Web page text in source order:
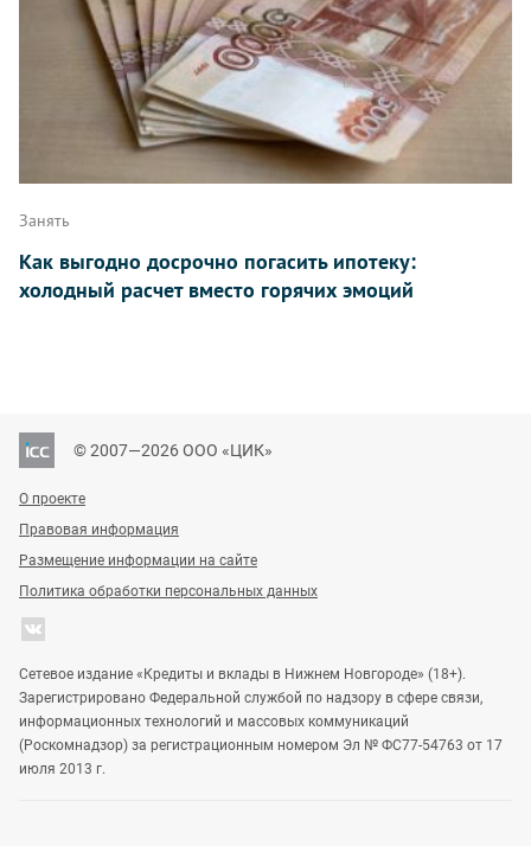
Занять
Как выгодно досрочно погасить ипотеку:
холодный расчет вместо горячих эмоций
© 2007—2026 ООО «ЦИК»
О проекте
Правовая информация
Размещение информации на сайте
Политика обработки персональных данных
Сетевое издание «Кредиты и вклады в Нижнем Новгороде» (18+).
Зарегистрировано Федеральной службой по надзору в сфере связи,
информационных технологий и массовых коммуникаций
(Роскомнадзор) за регистрационным номером Эл № ФС77-54763 от 17
июля 2013 г.